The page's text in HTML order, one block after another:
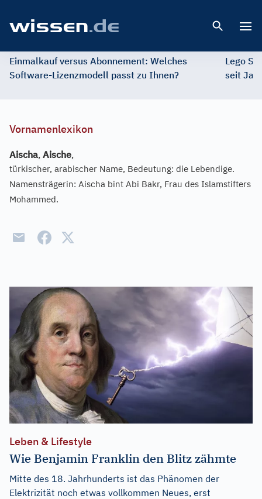
Einmalkauf versus Abonnement: Welches
Software-Lizenzmodell passt zu Ihnen?
Lego
seit
Vornamenlexikon
Aischa, Aische,
türkischer, arabischer Name, Bedeutung: die Lebendige.
Namensträgerin: Aischa bint Abi Bakr, Frau des Islamstifters
Mohammed.
Leben & Lifestyle
Wie Benjamin Franklin den Blitz zähmte
Mitte des 18. Jahrhunderts ist das Phänomen der
Elektrizität noch etwas vollkommen Neues, erst